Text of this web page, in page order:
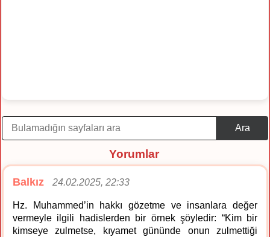
Ara
Yorumlar
Balkız 24.02.2025, 22:33
Hz. Muhammed’in hakkı gözetme ve insanlara değer
vermeyle ilgili hadislerden bir örnek şöyledir: “Kim bir
kimseye zulmetse, kıyamet gününde onun zulmettiği